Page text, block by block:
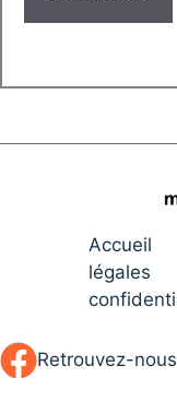
Accueil
légales
Retrouvez-